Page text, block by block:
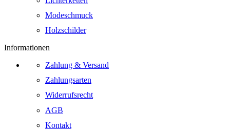
Modeschmuck
Holzschilder
Informationen
Zahlung & Versand
Zahlungsarten
Widerrufsrecht
AGB
Kontakt